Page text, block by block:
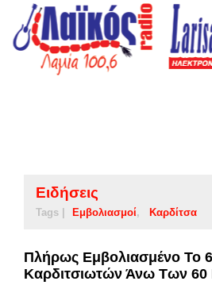
Ειδήσεις
Tags | Εμβολιασμοί Καρδίτσα
Πλήρως Εμβολιασμένο Το
Καρδιτσιωτών Άνω Των 60